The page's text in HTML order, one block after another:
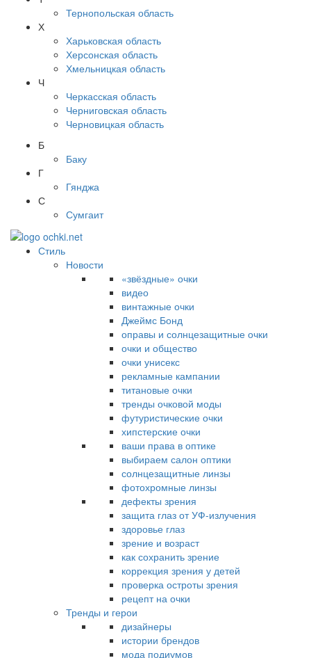
Тернопольская область
Х
Харьковская область
Херсонская область
Хмельницкая область
Ч
Черкасская область
Черниговская область
Черновицкая область
Б
Баку
Г
Гянджа
С
Сумгаит
Стиль
Новости
«звёздные» очки
видео
винтажные очки
Джеймс Бонд
оправы и солнцезащитные очки
очки и общество
очки унисекс
рекламные кампании
титановые очки
тренды очковой моды
футуристические очки
хипстерские очки
ваши права в оптике
выбираем салон оптики
солнцезащитные линзы
фотохромные линзы
дефекты зрения
защита глаз от УФ-излучения
здоровье глаз
зрение и возраст
как сохранить зрение
коррекция зрения у детей
проверка остроты зрения
рецепт на очки
Тренды и герои
дизайнеры
истории брендов
мода подиумов